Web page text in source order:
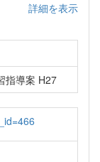
詳細を表示
指導案 H27